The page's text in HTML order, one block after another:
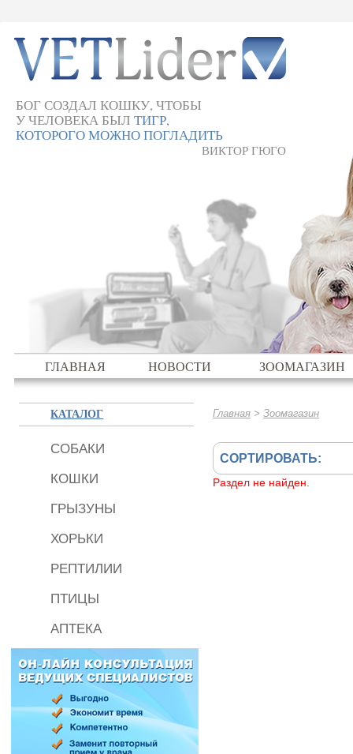
БОГ СОЗДАЛ КОШКУ, ЧТОБЫ
У ЧЕЛОВЕКА БЫЛТИГР,
КОТОРОГО МОЖНО ПОГЛАДИТЬ
ВИКТОР ГЮГО
ГЛАВНАЯ НОВОСТИ ЗООМАГАЗИН
Главная> Зоомагазин
СОРТИРОВАТЬ:
Раздел не найден.
КАТАЛОГ
СОБАКИ
КОШКИ
ГРЫЗУНЫ
ХОРЬКИ
РЕПТИЛИИ
ПТИЦЫ
АПТЕКА